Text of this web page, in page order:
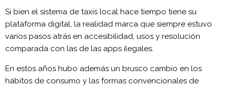
Si bien el sistema de taxis local hace tiempo tiene su
plataforma digital, la realidad marca que siempre estuvo
varios pasos atrás en accesibilidad, usos y resolución
comparada con las de las apps ilegales.
En estos años hubo además un brusco cambio en los
hábitos de consumo y las formas convencionales de